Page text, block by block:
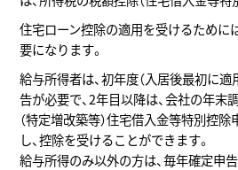
住宅ローン控除の適用を受けるために
要になります。
給与所得者は、初年度（入居後最初に
告が必要で、2年目以降は、会社の年末
（特定増改築等）住宅借入金等特別控
し、控除を受けることができます。
給与所得のみ以外の方は、毎年確定申